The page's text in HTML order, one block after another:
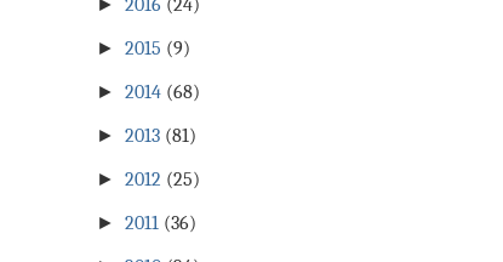
►2016 (24)
►2015 (9)
►2014 (68)
►2013 (81)
►2012 (25)
►2011 (36)